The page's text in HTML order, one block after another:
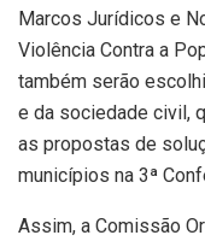
Marcos Jurídicos e
Violência Contra a
também serão
e da sociedade civil,
as propostas de
municípios na 3ª
Assim, a Comissão